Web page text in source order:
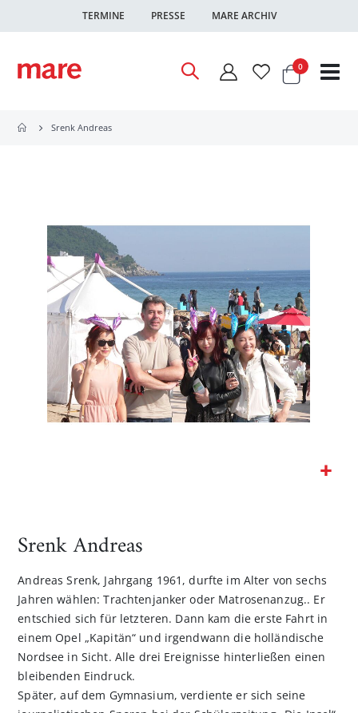
TERMINE PRESSE MARE ARCHIV
Warenkorb
0Artikel
Srenk Andreas
Bildgalerie
springen
Bildgalerie
Srenk Andreas
Andreas Srenk, Jahrgang 1961, durfte im Alter von sechs
Jahren wählen: Trachtenjanker oder Matrosenanzug.. Er
entschied sich für letzteren. Dann kam die erste Fahrt in
einem Opel „Kapitän“ und irgendwann die holländische
Nordsee in Sicht. Alle drei Ereignisse hinterließen einen
bleibenden Eindruck.
Später, auf dem Gymnasium, verdiente er sich seine